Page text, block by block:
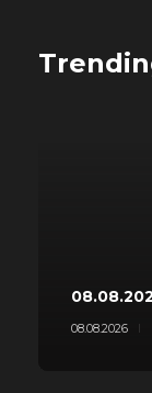
08.08.2026